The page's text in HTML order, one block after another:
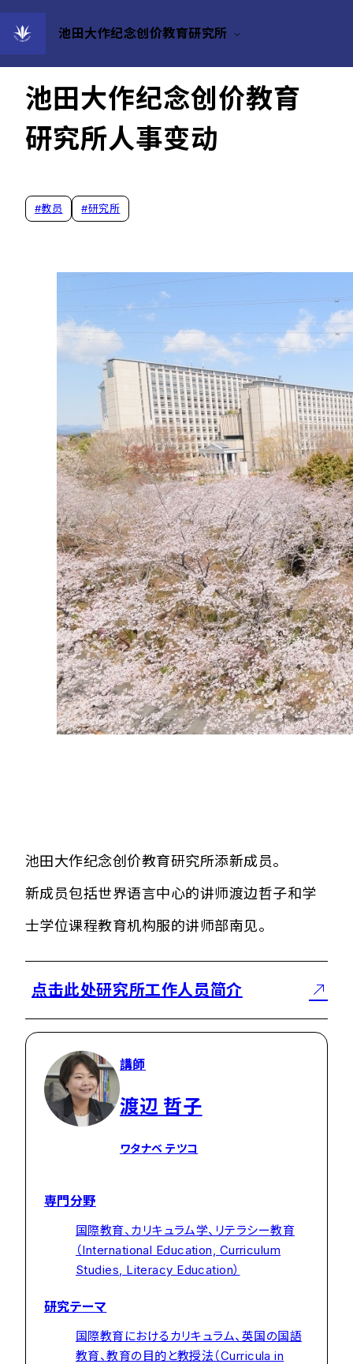
池田大作纪念创价教育研究所
2023/04/28
池田大作纪念创价教育
研究所人事变动
#教员 #研究所
池田大作纪念创价教育研究所添新成员。
新成员包括世界语言中心的讲师渡边哲子和学
士学位课程教育机构服的讲师部南见。
点击此处研究所工作人员简介
講師
渡辺 哲子
ワタナベ テツコ
専門分野
国際教育、カリキュラム学、リテラシー教育
（International Education, Curriculum
Studies, Literacy Education）
研究テーマ
国際教育におけるカリキュラム、英国の国語
教育、教育の目的と教授法（Curricula in